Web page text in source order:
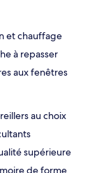
et chauffage
à repasser
aux fenêtres
au choix
supérieure
de forme